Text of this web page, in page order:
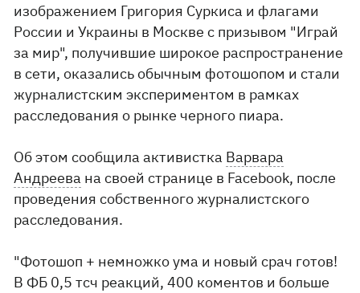
изображением Григория Суркиса и флагами
России и Украины в Москве с призывом "Играй
за мир", получившие широкое распространение
в сети, оказались обычным фотошопом и стали
журналистским экспериментом в рамках
расследования о рынке черного пиара.
Об этом сообщила активистка Варвара
Андреева на своей странице в Facebook, после
проведения собственного журналистского
расследования.
"Фотошоп + немножко ума и новый срач готов!
В ФБ 0,5 тсч реакций, 400 коментов и больше